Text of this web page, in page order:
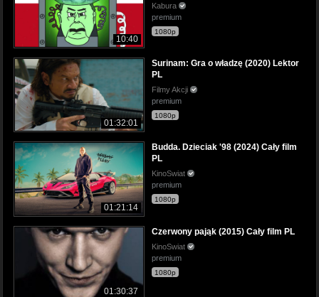
10:40
Kabura
premium
1080p
01:32:01
Surinam: Gra o władzę (2020) Lektor
PL
Filmy Akcji
premium
1080p
01:21:14
Budda. Dzieciak '98 (2024) Cały film
PL
KinoSwiat
premium
1080p
01:30:37
Czerwony pająk (2015) Cały film PL
KinoSwiat
premium
1080p